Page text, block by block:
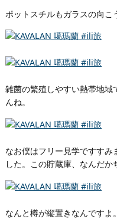
ポットスチルもガラスの向こ
雑菌の繁殖しやすい熱帯地
んね。
なお僕はフリー見学ですす
した。この貯蔵庫、なんだ
なんと樽が縦置きなんです